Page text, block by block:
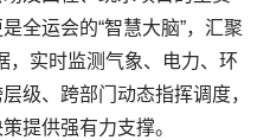
全运会的“智慧大脑”，汇聚
，实时监测气象、电力、环
级、跨部门动态指挥调度，
提供强有力支撑。